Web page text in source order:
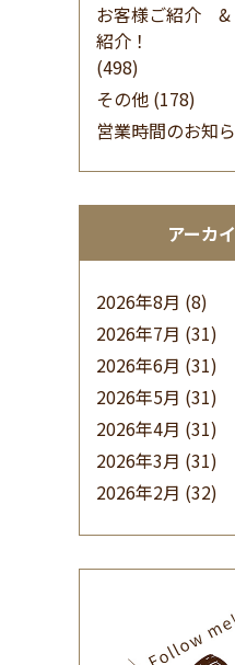
お客様ご紹介
紹介！
(498)
その他 (178)
営業時間のお知
アーカ
2026年8月 (8)
2026年7月 (31)
2026年6月 (31)
2026年5月 (31)
2026年4月 (31)
2026年3月 (31)
2026年2月 (32)
(32)
2025年9月(30)